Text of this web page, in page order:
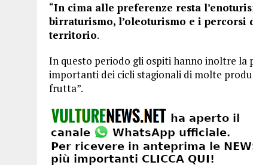
“In cima alle preferenze resta
birraturismo, l’oleoturismo e i
territorio.
In questo periodo gli ospiti hanno inoltre la
importanti dei cicli stagionali di molte
frutta”.